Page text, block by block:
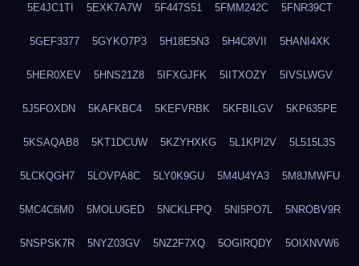
5E4JC1TI 5EXK7A7W 5F447S51 5FMM242C 5FNR39CT
5GEF3377 5GYKO7P3 5H18E5N3 5H4C8VII 5HANI4XK
5HER0XEV 5HNS21Z8 5IFXGJFK 5IITXOZY 5IVSLWGV
5J5FOXDN 5KAFKBC4 5KEFVRBK 5KFBILGV 5KP635PE
5KSAQAB8 5KT1DCUW 5KZYHXKG 5L1KPI2V 5L515L3S
5LCKQGH7 5LOVPA8C 5LY0K9GU 5M4U4YA3 5M8JMWFU
5MC4C6M0 5MOLUGED 5NCKLFPQ 5NI5PO7L 5NROBV9R
5NSPSK7R 5NYZ03GV 5NZ2F7XQ 5OGIRQDY 5OIXNVW6